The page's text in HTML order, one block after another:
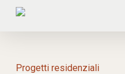
Skip
Progetti residenziali